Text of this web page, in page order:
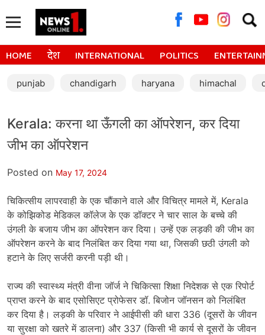
for:
HOME देश INTERNATIONAL POLITICS
punjab chandigarh haryana himachal
Kerala: करना था ऊँगली का ऑपरेशन, कर दिया
जीभ का ऑपरेशन
Posted on May 17, 2024
चिकित्सीय लापरवाही के एक चौंकाने वाले और विचित्र मामले में, Kerala
के कोझिकोड मेडिकल कॉलेज के एक डॉक्टर ने चार साल के बच्चे की
उंगली के बजाय जीभ का ऑपरेशन कर दिया। उन्हें एक लड़की की जीभ का
ऑपरेशन करने के बाद निलंबित कर दिया गया था, जिसकी छठी उंगली को
हटाने के लिए सर्जरी करनी पड़ी थी।
राज्य की स्वास्थ्य मंत्री वीना जॉर्ज ने चिकित्सा शिक्षा निदेशक से एक रिपोर्ट
प्राप्त करने के बाद एसोसिएट प्रोफेसर डॉ. बिजोन जॉनसन को निलंबित
कर दिया है। लड़की के परिवार ने आईपीसी की धारा 336 (दूसरों के जीवन
या सुरक्षा को खतरे में डालना) और 337 (किसी भी कार्य से दूसरों के जीवन